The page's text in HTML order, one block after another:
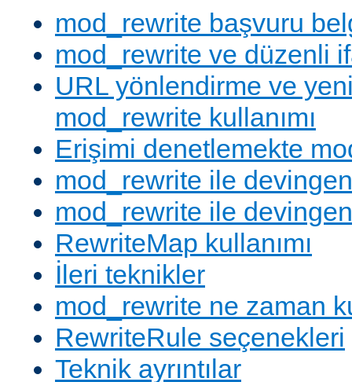
mod_rewrite başvuru
mod_rewrite ve düzenli
URL yönlendirme ve
mod_rewrite kullanımı
Erişimi denetlemekte
mod_rewrite ile
mod_rewrite ile
RewriteMap kullanımı
İleri teknikler
mod_rewrite ne zaman
RewriteRule seçenekleri
Teknik ayrıntılar